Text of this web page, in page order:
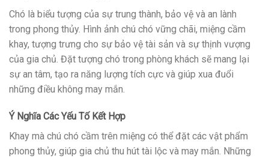
Chó là biểu tượng của sự trung thành, bảo vệ và an lành
trong phong thủy. Hình ảnh chú chó vững chãi, miệng cầm
khay, tượng trưng cho sự bảo vệ tài sản và sự thịnh vượng
của gia chủ. Đặt tượng chó trong phòng khách sẽ mang lại
sự an tâm, tạo ra năng lượng tích cực và giúp xua đuổi
những điều không may mắn.
Ý Nghĩa Các Yếu Tố Kết Hợp
Khay mà chú chó cầm trên miệng có thể đặt các vật phẩm
phong thủy, giúp gia chủ thu hút tài lộc và may mắn. Những